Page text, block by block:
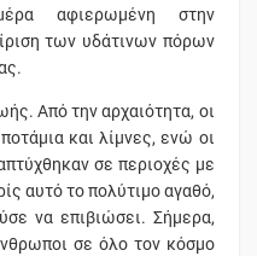
αφιερωμένη στην
των υδάτινων πόρων
Από την αρχαιότητα, οι
και λίμνες, ενώ οι
σε περιοχές με
αυτό το πολύτιμο αγαθό,
να επιβιώσει. Σήμερα,
σε όλο τον κόσμο